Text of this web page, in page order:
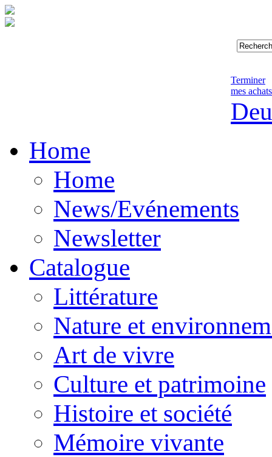
Terminer
mes
Home
Home
News/Evénements
Newsletter
Catalogue
Littérature
Nature et
Art de vivre
Culture et patrimoine
Histoire et société
Mémoire vivante